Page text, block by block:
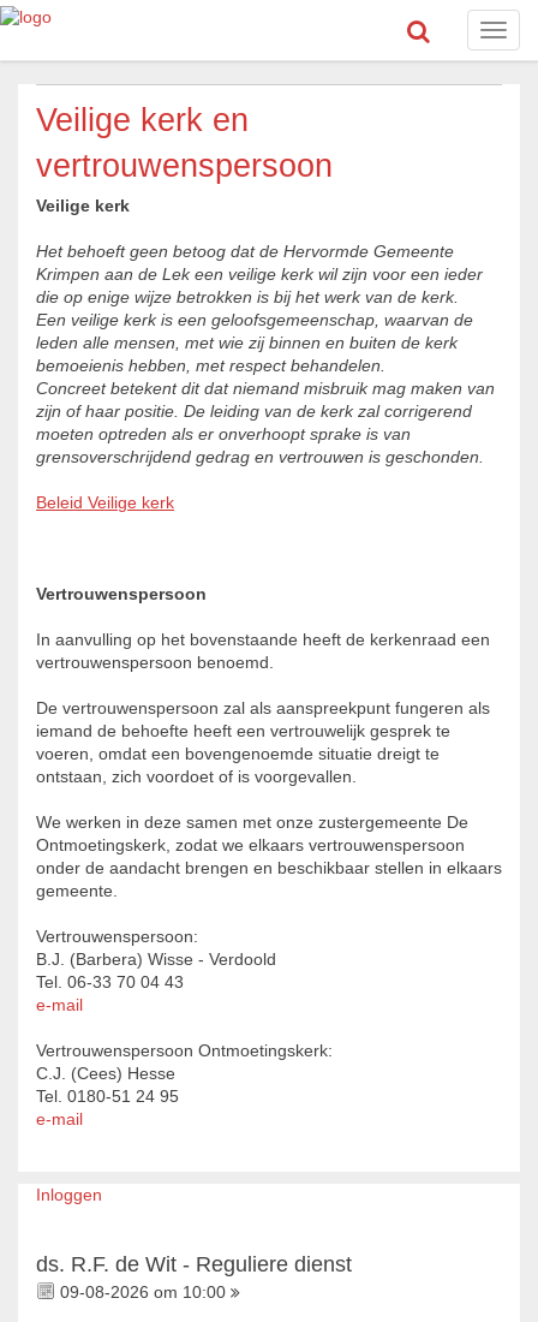
Veilige kerk en
vertrouwenspersoon
Veilige kerk
Het behoeft geen betoog dat de Hervormde Gemeente
Krimpen aan de Lek een veilige kerk wil zijn voor een ieder
die op enige wijze betrokken is bij het werk van de kerk.
Een veilige kerk is een geloofsgemeenschap, waarvan de
leden alle mensen, met wie zij binnen en buiten de kerk
bemoeienis hebben, met respect behandelen.
Concreet betekent dit dat niemand misbruik mag maken van
zijn of haar positie. De leiding van de kerk zal corrigerend
moeten optreden als er onverhoopt sprake is van
grensoverschrijdend gedrag en vertrouwen is geschonden.
Beleid Veilige kerk
Vertrouwenspersoon
In aanvulling op het bovenstaande heeft de kerkenraad een
vertrouwenspersoon benoemd.
De vertrouwenspersoon zal als aanspreekpunt fungeren als
iemand de behoefte heeft een vertrouwelijk gesprek te
voeren, omdat een bovengenoemde situatie dreigt te
ontstaan, zich voordoet of is voorgevallen.
We werken in deze samen met onze zustergemeente De
Ontmoetingskerk, zodat we elkaars vertrouwenspersoon
onder de aandacht brengen en beschikbaar stellen in elkaars
gemeente.
Vertrouwenspersoon:
B.J. (Barbera) Wisse - Verdoold
Tel. 06-33 70 04 43
e-mail
Vertrouwenspersoon Ontmoetingskerk:
C.J. (Cees) Hesse
Tel. 0180-51 24 95
e-mail
Inloggen
ds. R.F. de Wit - Reguliere dienst
09-08-2026 om 10:00